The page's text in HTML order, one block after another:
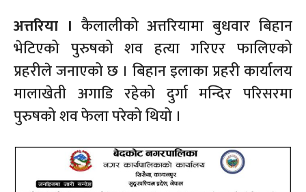
अत्तरिया । कैलालीको अत्तरियामा बुधवार बिहान
भेटिएको पुरुषको शव हत्या गरिएर फालिएको
प्रहरीले जनाएको छ । बिहान इलाका प्रहरी कार्यालय
मालाखेती अगाडि रहेको दुर्गा मन्दिर परिसरमा
पुरुषको शव फेला परेको थियो ।